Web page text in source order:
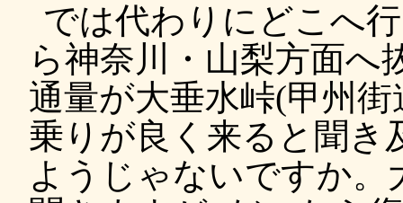
では代わりにどこへ
ら神奈川・山梨方面へ
通量が大垂水峠(甲州
乗りが良く来ると聞き
ようじゃないですか